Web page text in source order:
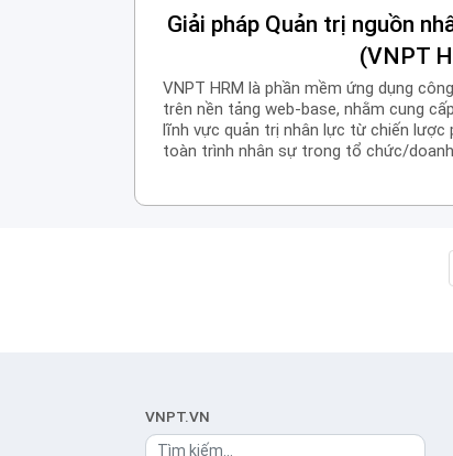
Giải pháp Quản trị nguồn
(VNPT
VNPT HRM là phần mềm ứng dụng
trên nền tảng web-base, nhằm cung
lĩnh vực quản trị nhân lực từ chiến
toàn trình nhân sự trong tổ chức/
VNPT.VN